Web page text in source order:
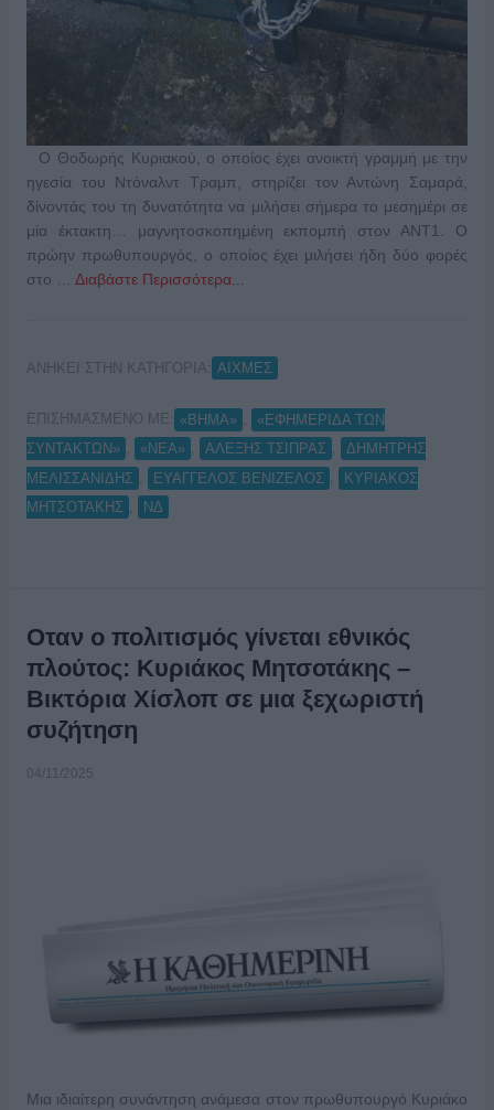
Ο Θοδωρής Κυριακού, ο οποίος έχει ανοικτή γραμμή με την
ηγεσία του Ντόναλντ Τραμπ, στηρίζει τον Αντώνη Σαμαρά,
δίνοντάς του τη δυνατότητα να μιλήσει σήμερα το μεσημέρι σε
μία έκτακτη… μαγνητοσκοπημένη εκπομπή στον ΑΝΤ1. Ο
πρώην πρωθυπουργός, ο οποίος έχει μιλήσει ήδη δύο φορές
στο … Διαβάστε Περισσότερα...
ΑΝΗΚΕΙ ΣΤΗΝ ΚΑΤΗΓΟΡΙΑ: ΑΙΧΜΕΣ
ΕΠΙΣΗΜΑΣΜΕΝΟ ΜΕ: «ΒΗΜΑ»
«ΕΦΗΜΕΡΙΔΑ ΤΩΝ
ΣΥΝΤΑΚΤΩΝ»
«ΝΕΑ» ΑΛΕΞΗΣ ΤΣΙΠΡΑΣ
ΔΗΜΗΤΡΗΣ
ΜΕΛΙΣΣΑΝΙΔΗΣ
ΕΥΑΓΓΕΛΟΣ ΒΕΝΙΖΕΛΟΣ
ΚΥΡΙΑΚΟΣ
ΜΗΤΣΟΤΑΚΗΣ
ΝΔ
Οταν ο πολιτισμός γίνεται εθνικός
πλούτος: Κυριάκος Μητσοτάκης –
Βικτόρια Χίσλοπ σε μια ξεχωριστή
συζήτηση
04/11/2025
Μια ιδιαίτερη συνάντηση ανάμεσα στον πρωθυπουργό Κυριάκο